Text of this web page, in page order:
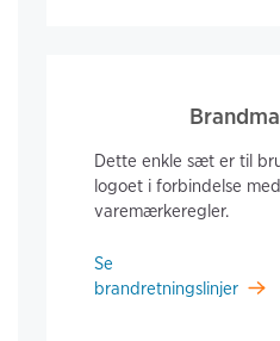
Dette enkle sæt er til
logoet i forbindelse
varemærkeregler.
Se
brandretningslinjer